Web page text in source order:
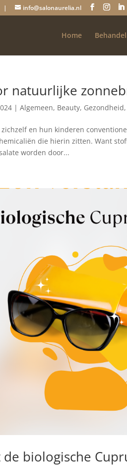
| info@salonaurelia.nl
Home
natuurlijke
|Algemeen, Beauty, Gezondheid,
en hun kinderen
die hierin zitten. Want
worden door...
biologische